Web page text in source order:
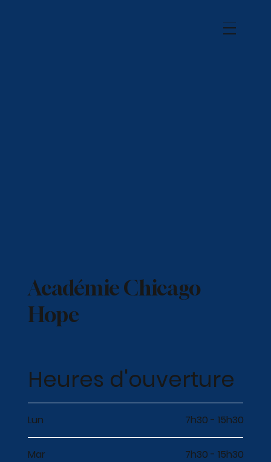
Académie Chicago
Hope
Heures d'ouverture
Lun 7h30 - 15h30
Mar 7h30 - 15h30